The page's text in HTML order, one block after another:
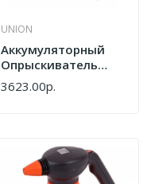
UNION
Аккумуляторный
Опрыскиватель
Union
Опрыскиватель
3623.00р.